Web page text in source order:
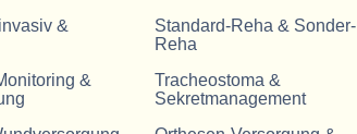
&
&
Standard-Reha & Sonder-
Reha
Tracheostoma &
Sekretmanagement